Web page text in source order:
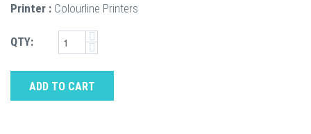
Printer : Colourline Printers
QTY:
ADD TO CART